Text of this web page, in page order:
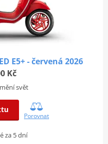
E5+ - červená 2026
Kč
svět
Porovnat
za 5 dní